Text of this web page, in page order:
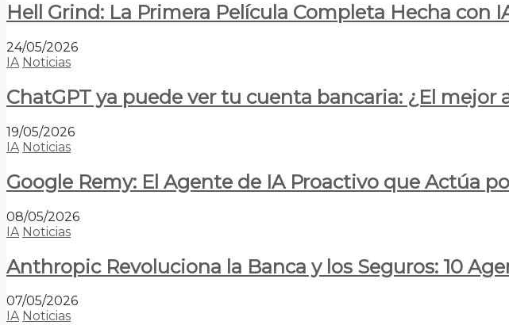
Hell Grind: La Primera Película Completa Hecha
24/05/2026
IA Noticias
ChatGPT ya puede ver tu cuenta bancaria: ¿El
19/05/2026
IA Noticias
Google Remy: El Agente de IA Proactivo que Actúa
08/05/2026
IA Noticias
Anthropic Revoluciona la Banca y los Seguros: 10
07/05/2026
IA Noticias